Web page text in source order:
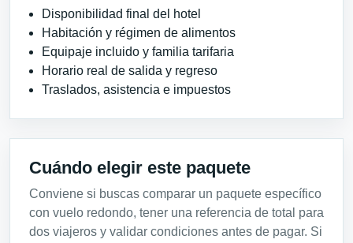
Disponibilidad final del hotel
Habitación y régimen de alimentos
Equipaje incluido y familia tarifaria
Horario real de salida y regreso
Traslados, asistencia e impuestos
Cuándo elegir este paquete
Conviene si buscas comparar un paquete específico
con vuelo redondo, tener una referencia de total para
dos viajeros y validar condiciones antes de pagar. Si